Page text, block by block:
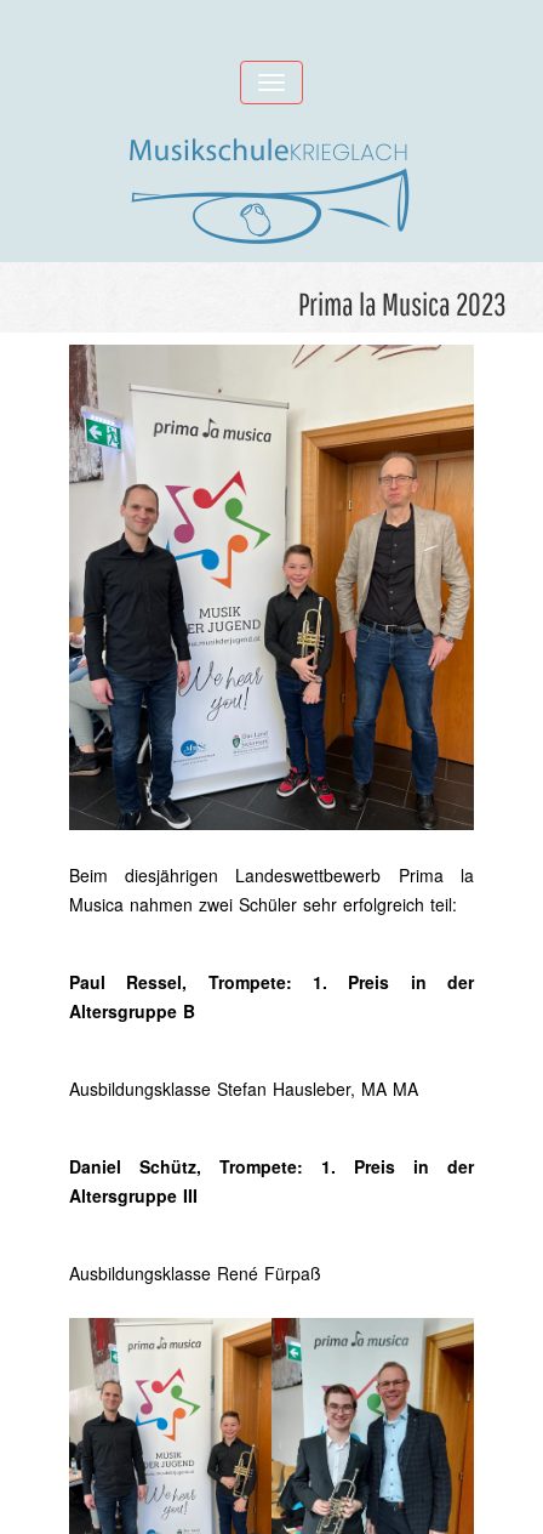
Toggle
navigation
Prima la Musica 2023
Beim diesjährigen Landeswettbewerb Prima la
Musica nahmen zwei Schüler sehr erfolgreich teil:
Paul Ressel, Trompete: 1. Preis in der
Altersgruppe B
Ausbildungsklasse Stefan Hausleber, MA MA
Daniel Schütz, Trompete: 1. Preis in der
Altersgruppe III
Ausbildungsklasse René Fürpaß